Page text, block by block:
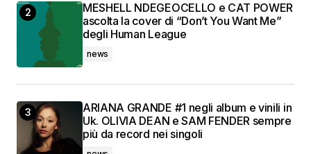
MESHELL NDEGEOCELLO e CAT POWER
ascolta la cover di “Don’t You Want Me”
degli Human League
news
ARIANA GRANDE #1 negli album e vinili in
Uk. OLIVIA DEAN e SAM FENDER sempre
più da record nei singoli